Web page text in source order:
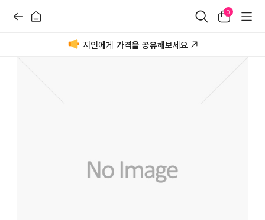
0
지인에게 가격을 공유해보세요